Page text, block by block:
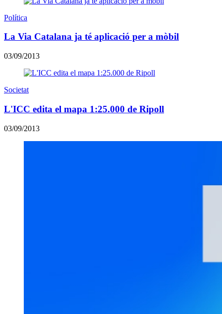
Política
La Via Catalana ja té aplicació per a mòbil
03/09/2013
Societat
L'ICC edita el mapa 1:25.000 de Ripoll
03/09/2013